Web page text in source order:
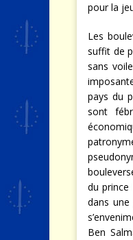
pour la
Les
suffit de
sans
pays du
sont
du prince
dans
Ben